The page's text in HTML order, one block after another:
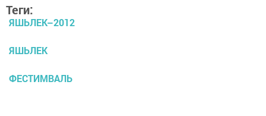
Теги:
ЯШЬЛЕК–2012
ЯШЬЛЕК
ФЕСТИМВАЛЬ